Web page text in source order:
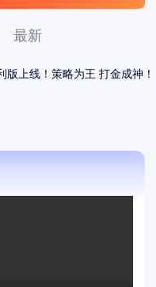
最新
版上线！策略为王 打金成神！